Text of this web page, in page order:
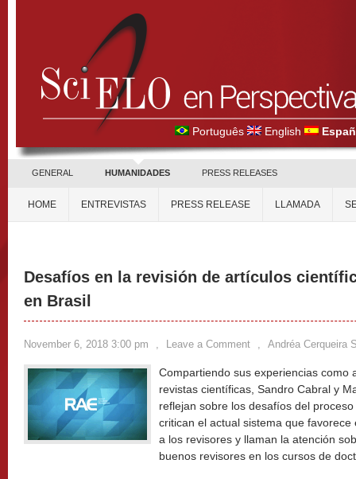
Português English
GENERAL HUMANIDADES PRESS RELEASES
HOME ENTREVISTAS PRESS RELEASE LLAMADA
Desafíos en la revisión de artículos
en Brasil
November 6, 2018 3:00 pm , Leave a Comment , Andréa Cerqueira
Compartiendo sus experiencias como
revistas científicas, Sandro Cabral y
reflejan sobre los desafíos del
critican el actual sistema que
a los revisores y llaman la atención
buenos revisores en los cursos de